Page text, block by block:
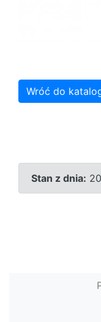
Wróć do
Stan z dnia: